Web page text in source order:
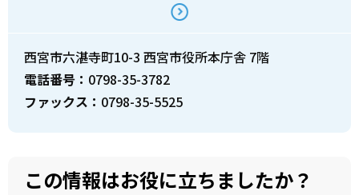
西宮市六湛寺町10-3 西宮市役所本庁舎 7階
電話番号： 0798-35-3782
ファックス： 0798-35-5525
この情報はお役に立ちましたか？